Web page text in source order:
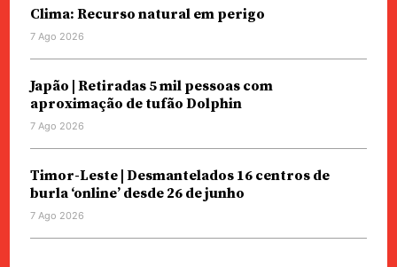
Clima: Recurso natural em perigo
7 Ago 2026
Japão | Retiradas 5 mil pessoas com
aproximação de tufão Dolphin
7 Ago 2026
Timor-Leste | Desmantelados 16 centros de
burla ‘online’ desde 26 de junho
7 Ago 2026